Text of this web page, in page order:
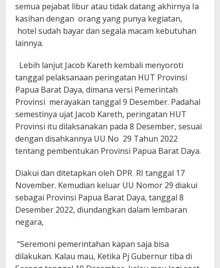
semua pejabat libur atau tidak datang akhirnya Ia
kasihan dengan orang yang punya kegiatan,
hotel sudah bayar dan segala macam kebutuhan
lainnya.
Lebih lanjut Jacob Kareth kembali menyoroti
tanggal pelaksanaan peringatan HUT Provinsi
Papua Barat Daya, dimana versi Pemerintah
Provinsi merayakan tanggal 9 Desember. Padahal
semestinya ujat Jacob Kareth, peringatan HUT
Provinsi itu dilaksanakan pada 8 Desember, sesuai
dengan disahkannya UU No 29 Tahun 2022
tentang pembentukan Provinsi Papua Barat Daya.
Diakui dan ditetapkan oleh DPR RI tanggal 17
November. Kemudian keluar UU Nomor 29 diakui
sebagai Provinsi Papua Barat Daya, tanggal 8
Desember 2022, diundangkan dalam lembaran
negara,
“Seremoni pemerintahan kapan saja bisa
dilakukan. Kalau mau, Ketika Pj Gubernur tiba di